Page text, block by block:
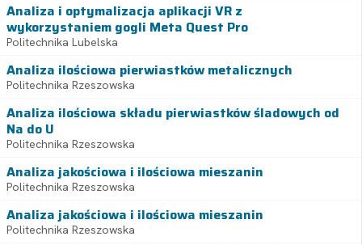
Analiza i optymalizacja aplikacji VR z
wykorzystaniem gogli Meta Quest Pro
Politechnika Lubelska
Analiza ilościowa pierwiastków metalicznych
Politechnika Rzeszowska
Analiza ilościowa składu pierwiastków śladowych od
Na do U
Politechnika Rzeszowska
Analiza jakościowa i ilościowa mieszanin
Politechnika Rzeszowska
Analiza jakościowa i ilościowa mieszanin
Politechnika Rzeszowska